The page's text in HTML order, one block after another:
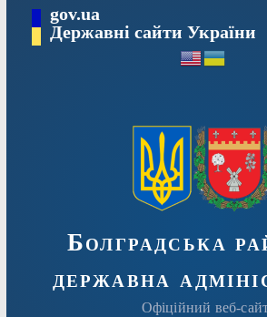
Перейтиgov.ua
Державні сайти України
Болградська
державна
Офіційний веб-